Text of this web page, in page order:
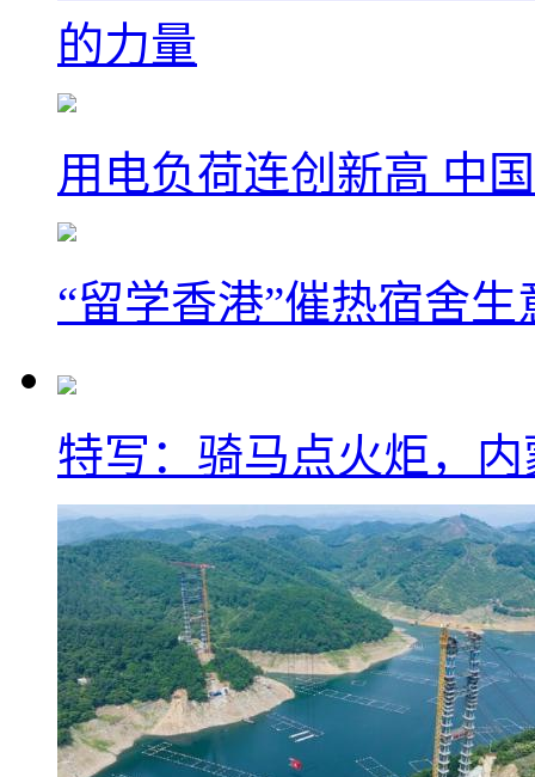
的力量
用电负荷连创新高 中
“留学香港”催热宿舍
特写：骑马点火炬，